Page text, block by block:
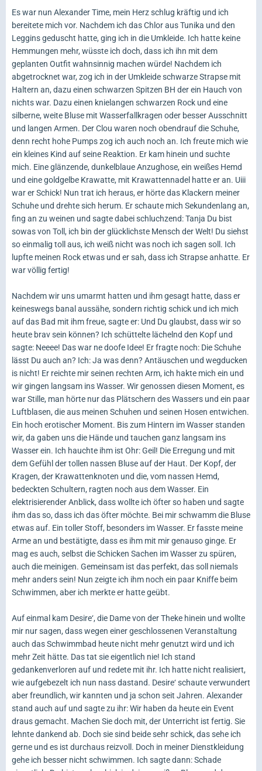
Es war nun Alexander Time, mein Herz schlug kräftig und ich
bereitete mich vor. Nachdem ich das Chlor aus Tunika und den
Leggins geduscht hatte, ging ich in die Umkleide. Ich hatte keine
Hemmungen mehr, wüsste ich doch, dass ich ihn mit dem
geplanten Outfit wahnsinnig machen würde! Nachdem ich
abgetrocknet war, zog ich in der Umkleide schwarze Strapse mit
Haltern an, dazu einen schwarzen Spitzen BH der ein Hauch von
nichts war. Dazu einen knielangen schwarzen Rock und eine
silberne, weite Bluse mit Wasserfallkragen oder besser Ausschnitt
und langen Armen. Der Clou waren noch obendrauf die Schuhe,
denn recht hohe Pumps zog ich auch noch an. Ich freute mich wie
ein kleines Kind auf seine Reaktion. Er kam hinein und suchte
mich. Eine glänzende, dunkelblaue Anzughose, ein weißes Hemd
und eine goldgelbe Krawatte, mit Krawattennadel hatte er an. Uiii
war er Schick! Nun trat ich heraus, er hörte das Klackern meiner
Schuhe und drehte sich herum. Er schaute mich Sekundenlang an,
fing an zu weinen und sagte dabei schluchzend: Tanja Du bist
sowas von Toll, ich bin der glücklichste Mensch der Welt! Du siehst
so einmalig toll aus, ich weiß nicht was noch ich sagen soll. Ich
lupfte meinen Rock etwas und er sah, dass ich Strapse anhatte. Er
war völlig fertig!
Nachdem wir uns umarmt hatten und ihm gesagt hatte, dass er
keineswegs banal aussähe, sondern richtig schick und ich mich
auf das Bad mit ihm freue, sagte er: Und Du glaubst, dass wir so
heute brav sein können? Ich schüttelte lächelnd den Kopf und
sagte: Neeee! Das war ne doofe Idee! Er fragte noch: Die Schuhe
lässt Du auch an? Ich: Ja was denn? Antäuschen und wegducken
is nicht! Er reichte mir seinen rechten Arm, ich hakte mich ein und
wir gingen langsam ins Wasser. Wir genossen diesen Moment, es
war Stille, man hörte nur das Plätschern des Wassers und ein paar
Luftblasen, die aus meinen Schuhen und seinen Hosen entwichen.
Ein hoch erotischer Moment. Bis zum Hintern im Wasser standen
wir, da gaben uns die Hände und tauchen ganz langsam ins
Wasser ein. Ich hauchte ihm ist Ohr: Geil! Die Erregung und mit
dem Gefühl der tollen nassen Bluse auf der Haut. Der Kopf, der
Kragen, der Krawattenknoten und die, vom nassen Hemd,
bedeckten Schultern, ragten noch aus dem Wasser. Ein
elektrisierender Anblick, dass wollte ich öfter so haben und sagte
ihm das so, dass ich das öfter möchte. Bei mir schwamm die Bluse
etwas auf. Ein toller Stoff, besonders im Wasser. Er fasste meine
Arme an und bestätigte, dass es ihm mit mir genauso ginge. Er
mag es auch, selbst die Schicken Sachen im Wasser zu spüren,
auch die meinigen. Gemeinsam ist das perfekt, das soll niemals
mehr anders sein! Nun zeigte ich ihm noch ein paar Kniffe beim
Schwimmen, aber ich merkte er hatte geübt.
Auf einmal kam Desire‘, die Dame von der Theke hinein und wollte
mir nur sagen, dass wegen einer geschlossenen Veranstaltung
auch das Schwimmbad heute nicht mehr genutzt wird und ich
mehr Zeit hätte. Das tat sie eigentlich nie! Ich stand
gedankenverloren auf und redete mit ihr. Ich hatte nicht realisiert,
wie aufgebezelt ich nun nass dastand. Desire‘ schaute verwundert
aber freundlich, wir kannten und ja schon seit Jahren. Alexander
stand auch auf und sagte zu ihr: Wir haben da heute ein Event
draus gemacht. Machen Sie doch mit, der Unterricht ist fertig. Sie
lehnte dankend ab. Doch sie sind beide sehr schick, das sehe ich
gerne und es ist durchaus reizvoll. Doch in meiner Dienstkleidung
gehe ich besser nicht schwimmen. Ich sagte dann: Schade